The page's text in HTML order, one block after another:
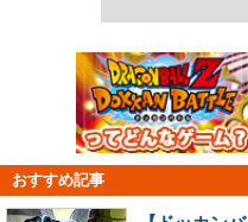
おすすめ記事